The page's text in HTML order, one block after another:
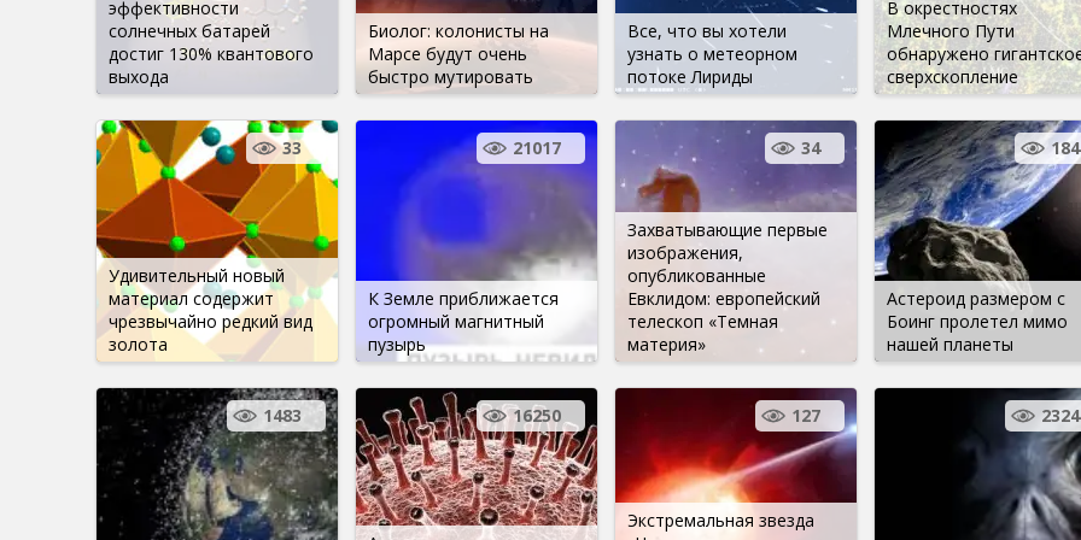
эффективности
солнечных батарей
достиг 130% квантового
выхода
Биолог: колонисты на
Марсе будут очень
быстро мутировать
Все, что вы хотели
узнать о метеорном
потоке Лириды
В окрестностях
Млечного Пути
обнаружено
сверхскопление
Удивительный новый
материал содержит
чрезвычайно редкий вид
золота
33
К Земле приближается
огромный магнитный
пузырь
21017
Захватывающие первые
изображения,
опубликованные
Евклидом: европейский
телескоп «Темная
материя»
34
Астероид размером с
Боинг пролетел мимо
нашей планеты
184
1483 16250
Экстремальная звезда
127 2324